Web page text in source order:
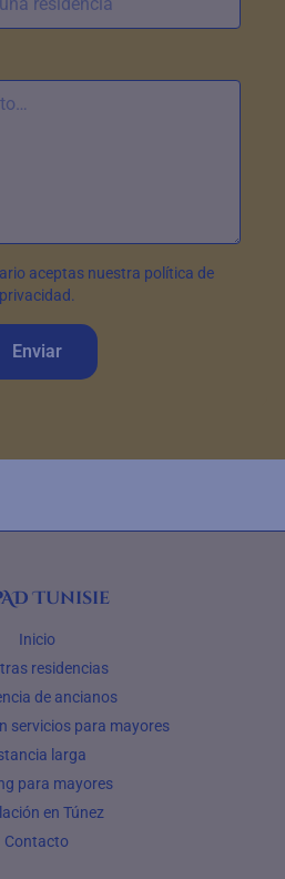
aceptas nuestra política de
privacidad.
Enviar
Tunisie
Inicio
residencias
de ancianos
servicios para mayores
larga
para mayores
en Túnez
Contacto